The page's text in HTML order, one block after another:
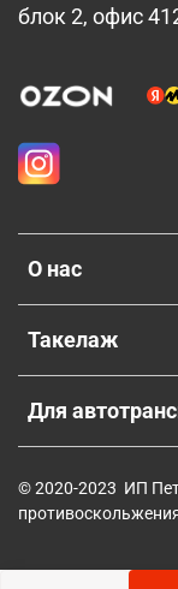
О нас
Такелаж
Для
блок 2, офис
© 2020-2023 ИП